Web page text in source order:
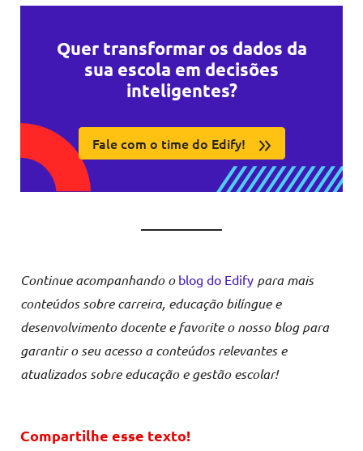
Quer transformar os dados da
sua escola em decisões
inteligentes?
Fale com o time do Edify!
Continue acompanhando o blog do Edify para mais
conteúdos sobre carreira, educação bilíngue e
desenvolvimento docente e favorite o nosso blog para
garantir o seu acesso a conteúdos relevantes e
atualizados sobre educação e gestão escolar!
Compartilhe esse texto!